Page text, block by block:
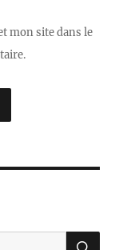
mon site dans le